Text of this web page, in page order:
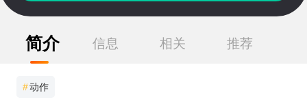
简介 信息 相关 推荐
#动作